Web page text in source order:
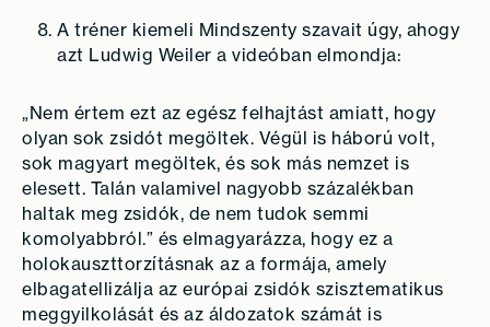
A tréner kiemeli Mindszenty szavait úgy, ahogy
azt Ludwig Weiler a videóban elmondja:
„Nem értem ezt az egész felhajtást amiatt, hogy
olyan sok zsidót megöltek. Végül is háború volt,
sok magyart megöltek, és sok más nemzet is
elesett. Talán valamivel nagyobb százalékban
haltak meg zsidók, de nem tudok semmi
komolyabbról.” és elmagyarázza, hogy ez a
holokauszttorzításnak az a formája, amely
elbagatellizálja az európai zsidók szisztematikus
meggyilkolását és az áldozatok számát is